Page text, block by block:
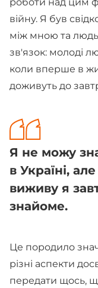
війну. Я був
між мною та
зв'язок: молоді
коли вперше в
доживуть до
Я не можу
в Україні,
виживу я
знайоме.
Це породило
різні аспекти
передати щось,